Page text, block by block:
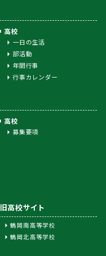
高校
一日の生活
部活動
年間行事
行事カレンダー
高校
募集要項
旧高校サイト
鶴岡南高等学校
鶴岡北高等学校